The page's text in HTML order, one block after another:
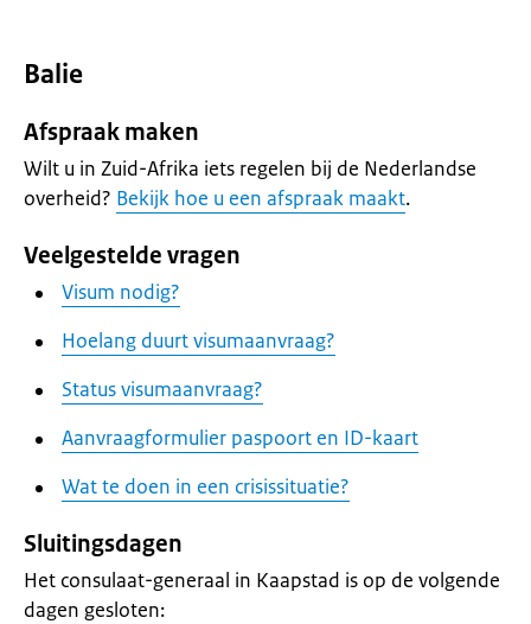
Balie
Afspraak maken
Wilt u in Zuid-Afrika iets regelen bij de Nederlandse
overheid? Bekijk hoe u een afspraak maakt.
Veelgestelde vragen
Visum nodig?
Hoelang duurt visumaanvraag?
Status visumaanvraag?
Aanvraagformulier paspoort en ID-kaart
Wat te doen in een crisissituatie?
Sluitingsdagen
Het consulaat-generaal in Kaapstad is op de volgende
dagen gesloten: